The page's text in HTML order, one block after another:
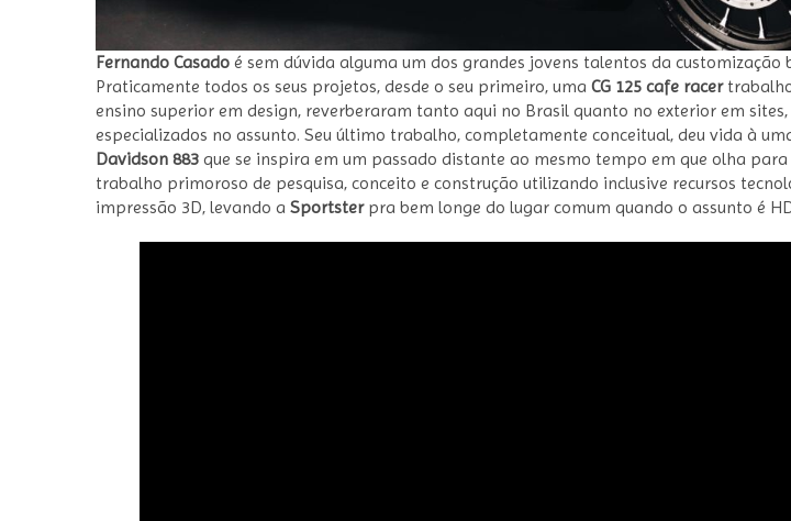
Fernando Casado é sem dúvida alguma um dos grandes jovens talentos da customização
Praticamente todos os seus projetos, desde o seu primeiro, uma CG 125 cafe racer
ensino superior em design, reverberaram tanto aqui no Brasil quanto no exterior em sites,
especializados no assunto. Seu último trabalho, completamente conceitual, deu vida à
Davidson 883 que se inspira em um passado distante ao mesmo tempo em que olha
trabalho primoroso de pesquisa, conceito e construção utilizando inclusive recursos
impressão 3D, levando a Sportsterpra bem longe do lugar comum quando o assunto é